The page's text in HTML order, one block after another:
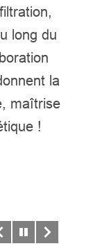
long du
la
maîtrise
!